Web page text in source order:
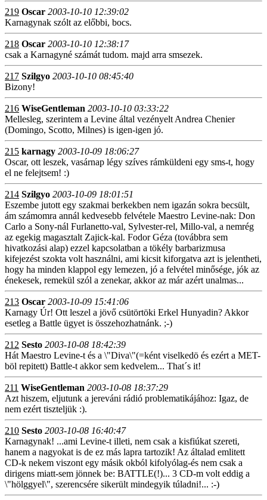
219 Oscar 2003-10-10 12:39:02
Karnagynak szólt az előbbi, bocs.
218 Oscar 2003-10-10 12:38:17
csak a Karnagyné számát tudom. majd arra smsezek.
217 Szilgyo 2003-10-10 08:45:40
Bizony!
216 WiseGentleman 2003-10-10 03:33:22
Mellesleg, szerintem a Levine által vezényelt Andrea Chenier
(Domingo, Scotto, Milnes) is igen-igen jó.
215 karnagy 2003-10-09 18:06:27
Oscar, ott leszek, vasárnap légy szíves rámküldeni egy sms-t, hogy
el ne felejtsem! :)
214 Szilgyo 2003-10-09 18:01:51
Eszembe jutott egy szakmai berkekben nem igazán sokra becsült,
ám számomra annál kedvesebb felvétele Maestro Levine-nak: Don
Carlo a Sony-nál Furlanetto-val, Sylvester-rel, Millo-val, a nemrég
az egekig magasztalt Zajick-kal. Fodor Géza (továbbra sem
hivatkozási alap) ezzel kapcsolatban a tökély barbarizmusa
kifejezést szokta volt használni, ami kicsit kiforgatva azt is jelentheti,
hogy ha minden klappol egy lemezen, jó a felvétel minősége, jók az
énekesek, remekül szól a zenekar, akkor az már azért unalmas...
213 Oscar 2003-10-09 15:41:06
Karnagy Úr! Ott leszel a jövő csütörtöki Erkel Hunyadin? Akkor
esetleg a Battle ügyet is összehozhatnánk. ;-)
212 Sesto 2003-10-08 18:42:39
Hát Maestro Levine-t és a \"Diva\"(=ként viselkedö és ezért a MET-
böl repitett) Battle-t akkor sem kedvelem... That´s it!
211 WiseGentleman 2003-10-08 18:37:29
Azt hiszem, eljutunk a jereváni rádió problematikájához: Igaz, de
nem ezért tiszteljük :).
210 Sesto 2003-10-08 16:40:47
Karnagynak! ...ami Levine-t illeti, nem csak a kisfiúkat szereti,
hanem a nagyokat is de ez más lapra tartozik! Az általad emlitett
CD-k nekem viszont egy másik okból kifolyólag-és nem csak a
dirigens miatt-sem jönnek be: BATTLE(!)... 3 CD-m volt eddig a
\"hölggyel\", szerencsére sikerült mindegyik túladni!... :-)